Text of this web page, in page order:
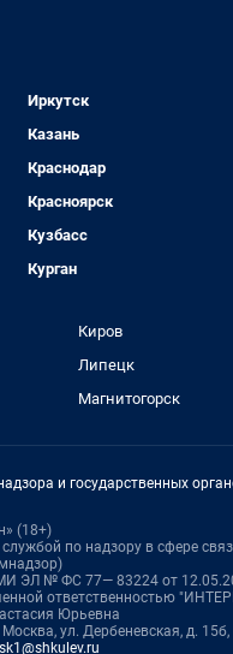
Иркутск
Казань
Краснодар
Красноярск
Кузбасс
Курган
Киров
Липецк
Магнитогорск
и государственных
(18+)
по надзору в сфере
ЭЛ № ФС 77— 83224 от
ответственностью
Юрьевна
ул. Дербеневская, д.